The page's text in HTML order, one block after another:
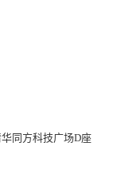
同方科技广场D座